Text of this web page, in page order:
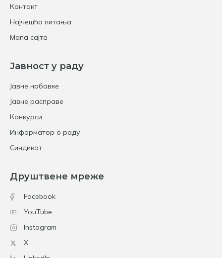
Контакт
Најчешћа питања
Мапа сајта
Јавност у раду
Јавне набавке
Јавне расправе
Конкурси
Информатор о раду
Синдикат
Друштвене мреже
Facebook
YouTube
Instagram
X